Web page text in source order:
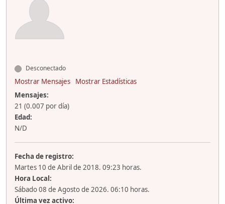
Desconectado
Mostrar Mensajes
Mostrar Estadísticas
Mensajes:
21 (0.007 por día)
Edad:
N/D
Fecha de registro:
Martes 10 de Abril de 2018. 09:23 horas.
Hora Local:
Sábado 08 de Agosto de 2026. 06:10 horas.
Última vez activo: